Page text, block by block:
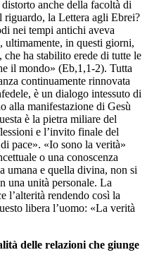
anche della facoltà di
riguardo, la Lettera agli Ebrei?
nei tempi antichi aveva
ultimamente, in questi giorni,
ha stabilito erede di tutte le
il mondo» (Eb,1,1-2). Tutta
continuamente rinnovata
è un dialogo intessuto di
alla manifestazione di Gesù
è la pietra miliare del
e l’invito finale del
pace». «Io sono la verità»
o una conoscenza
umana e quella divina, non si
una unità personale. La
l’alterità rendendo così la
libera l’uomo: «La verità
delle relazioni che giunge